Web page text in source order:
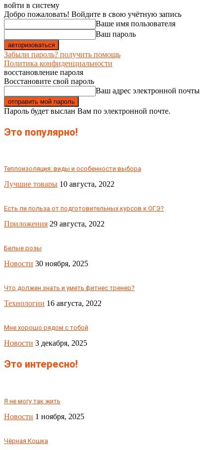
войти в систему
Добро пожаловать! Войдите в свою учётную запись
Ваше имя пользователя
Ваш пароль
Забыли пароль? получить помощь
Политика конфиденциальности
восстановление пароля
Восстановите свой пароль
Ваш адрес электронной почты
Пароль будет выслан Вам по электронной почте.
Это популярно!
Теплоизоляция: виды и особенности выбора
Лучшие товары 10 августа, 2022
Есть ли польза от подготовительных курсов к ОГЭ?
Приложения 29 августа, 2022
Белые розы
Новости 30 ноября, 2025
Что должен знать и уметь фитнес тренер?
Технологии 16 августа, 2022
Мне хорошо рядом с тобой
Новости 3 декабря, 2025
Это интересно!
Я не могу так жить
Новости 1 ноября, 2025
Чёрная Кошка